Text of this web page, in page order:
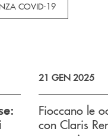
COVID-19
21 GEN 2025
Fioccano le
con Claris